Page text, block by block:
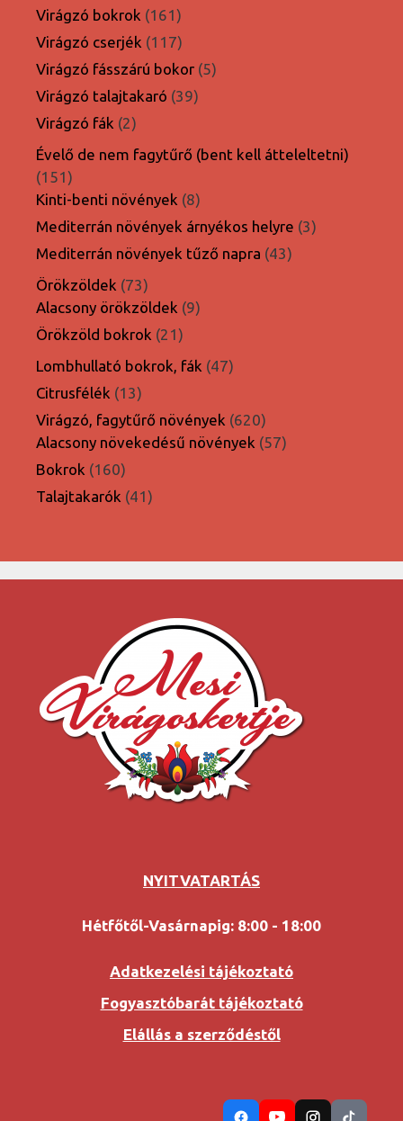
termék
Virágzó bokrok 161161
termék
Virágzó cserjék 117117
termék
Virágzó fásszárú bokor 55
Virágzó talajtakaró 3939
Virágzó fák 22
termék
Évelő de nem fagytűrő (bent kell átteleltetni)
151151
termék
Kinti-benti növények 88
termék
Mediterrán növények árnyékos helyre 33
Mediterrán növények tűző napra 4343
Örökzöldek 7373
termék
Alacsony örökzöldek 99
Örökzöld bokrok 2121
termék
Lombhullató bokrok, fák 4747
Citrusfélék 1313
termék
Virágzó, fagytűrő növények 620620
termék
Alacsony növekedésű növények 5757
Bokrok 160160
termék
Talajtakarók 4141
NYITVATARTÁS
Hétfőtől-Vasárnapig: 8:00 - 18:00
Adatkezelési tájékoztató
Fogyasztóbarát tájékoztató
Elállás a szerződéstől